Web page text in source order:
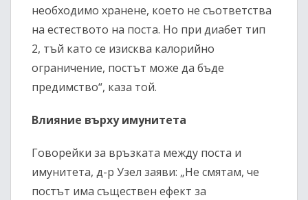
необходимо хранене, което не съответства
на естеството на поста. Но при диабет тип
2, тъй като се изисква калорийно
ограничение, постът може да бъде
предимство“, каза той.
Влияние върху имунитета
Говорейки за връзката между поста и
имунитета, д-р Узел заяви: „Не смятам, че
постът има съществен ефект за